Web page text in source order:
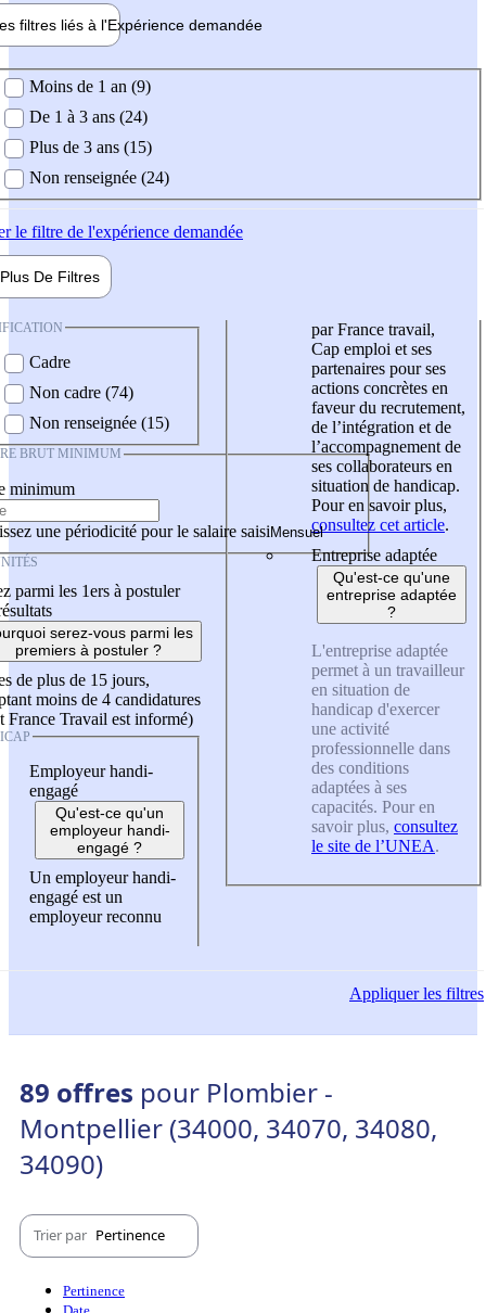
filtres liés à l'Expérience demandée
demandée
Moins de 1 an (9)
De 1 à 3 ans (24)
Plus de 3 ans (15)
Non renseignée (24)
le filtre de l'expérience demandée
Plus De Filtres
Cadre
Non cadre (74)
Non renseignée (15)
BRUT MINIMUM
minimum
une périodicité pour le salaire saisi
parmi les 1ers à postuler
serez-vous parmi les
premiers à postuler ?
de plus de 15 jours,
moins de 4 candidatures
France Travail est informé)
Employeur handi-
engagé
Qu'est-ce qu'un
employeur handi-
engagé ?
Un employeur handi-
engagé est un
employeur reconnu
par France travail,
Cap emploi et ses
partenaires pour ses
actions concrètes en
faveur du recrutement,
de l’intégration et de
l’accompagnement de
ses collaborateurs en
situation de handicap.
Pour en savoir plus,
consultez cet article.
Entreprise adaptée
Qu'est-ce qu'une
entreprise adaptée
?
L'entreprise adaptée
permet à un travailleur
en situation de
handicap d'exercer
une activité
professionnelle dans
des conditions
adaptées à ses
capacités. Pour en
savoir plus, consultez
le site de l’UNEA.
Appliquerles filtres
89 offres pour Plombier -
Montpellier (34000, 34070, 34080,
34090)
Trier par Pertinence
Pertinence